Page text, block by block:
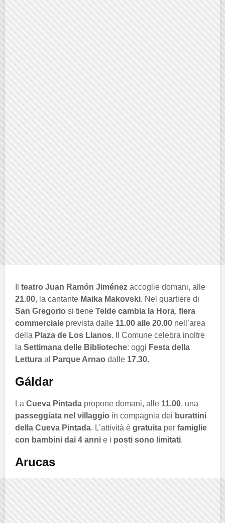
teatro Juan Ramón Jiménez accoglie domani, alle
21.00, la cantante Maika Makovski. Nel quartiere di
San Gregorio si tiene Telde cambia la Hora, fiera
commerciale prevista dalle 11.00 alle 20.00 nell’area
della Plaza de Los Llanos. Il Comune celebra inoltre
la Settimana delle Biblioteche: oggi Festa della
Lettura al Parque Arnao dalle 17.30.
Gáldar
La Cueva Pintada propone domani, alle 11.00, una
passeggiata nel villaggio in compagnia dei burattini
della Cueva Pintada. L’attività è gratuita per famiglie
con bambini dai 4 anni e i posti sono limitati.
Arucas